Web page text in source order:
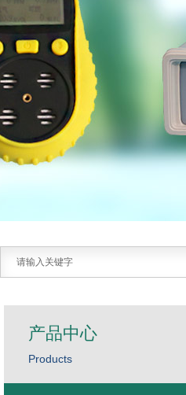
产品中心
Products